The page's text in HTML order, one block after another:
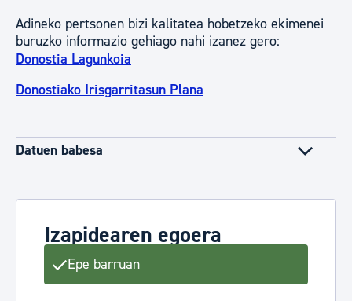
Adineko pertsonen bizi kalitatea hobetzeko ekimenei
buruzko informazio gehiago nahi izanez gero:
Donostia Lagunkoia
Donostiako Irisgarritasun Plana
Datuen babesa
Izapidearen egoera
Epe barruan